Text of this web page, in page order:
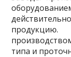
типа и